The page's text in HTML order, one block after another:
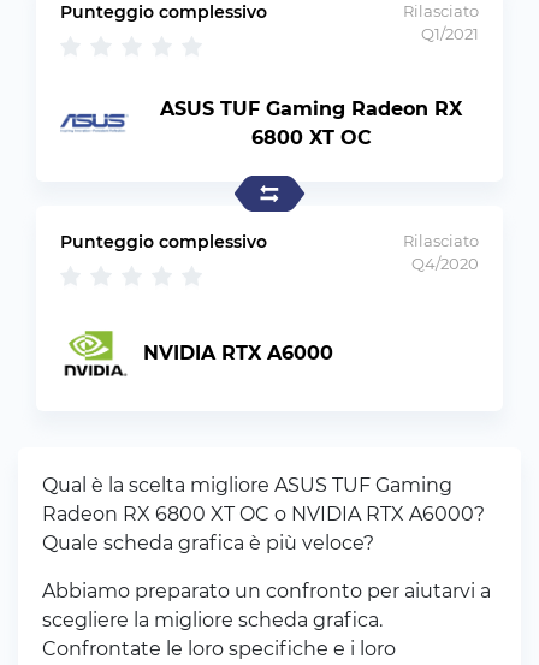
Punteggio complessivo
Rilasciato
Q1/2021
ASUS TUF Gaming Radeon RX
6800 XT OC
Rilasciato
Q4/2020
Punteggio complessivo
NVIDIA RTX A6000
Qual è la scelta migliore ASUS TUF Gaming
Radeon RX 6800 XT OC o NVIDIA RTX A6000?
Quale scheda grafica è più veloce?
Abbiamo preparato un confronto per aiutarvi a
scegliere la migliore scheda grafica.
Confrontate le loro specifiche e i loro